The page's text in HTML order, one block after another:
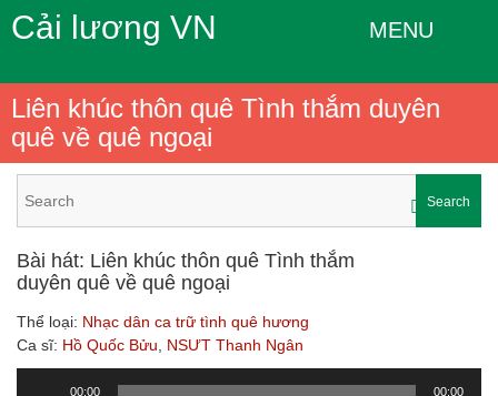
Cải lương VN MENU
Liên khúc thôn quê Tình thắm duyên
quê về quê ngoại
Search
Bài hát: Liên khúc thôn quê Tình thắm
duyên quê về quê ngoại
Thể loại: Nhạc dân ca trữ tình quê hương
Ca sĩ: Hồ Quốc Bửu NSƯT Thanh Ngân
00:00 00:00